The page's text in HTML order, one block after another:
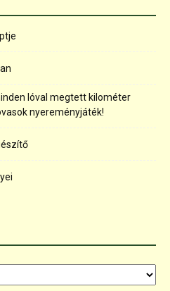
lóval megtett kilométer
nyereményjáték!